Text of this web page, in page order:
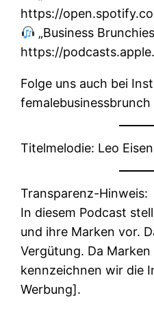
https://
„Business
https://
Folge uns auch bei
femalebusinessbrunch
Titelmelodie: Leo
Transparenz-Hinweis:
In diesem Podcast
und ihre Marken vor.
Vergütung. Da
kennzeichnen wir die
Werbung].